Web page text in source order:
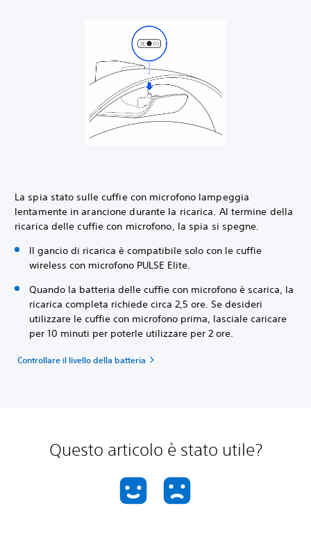
La spia stato sulle cuffie con microfono lampeggia
lentamente in arancione durante la ricarica. Al termine della
ricarica delle cuffie con microfono, la spia si spegne.
Il gancio di ricarica è compatibile solo con le cuffie
wireless con microfono PULSE Elite.
Quando la batteria delle cuffie con microfono è scarica, la
ricarica completa richiede circa 2,5 ore. Se desideri
utilizzare le cuffie con microfono prima, lasciale caricare
per 10 minuti per poterle utilizzare per 2 ore.
Controllare il livello della batteria
Questo articolo è stato utile?